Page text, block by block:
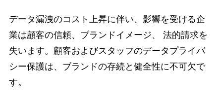
データ漏洩のコスト上昇に伴い、影響を受ける企
業は顧客の信頼、ブランドイメージ、 法的請求を
失います。顧客およびスタッフのデータプライバ
シー保護は、ブランドの存続と健全性に不可欠で
す。